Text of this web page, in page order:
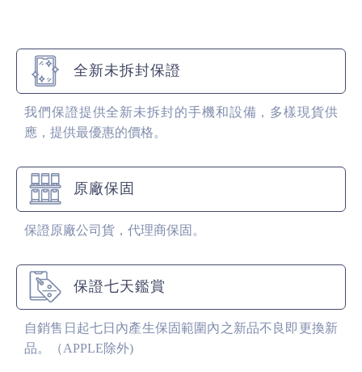
全新未拆封保證
我們保證提供全新未拆封的手機和設備，多樣現貨供
應，提供最優惠的價格。
原廠保固
保證原廠公司貨，代理商保固。
保證七天鑑賞
自銷售日起七日內產生保固範圍內之新品不良即更換新
品。（APPLE除外)